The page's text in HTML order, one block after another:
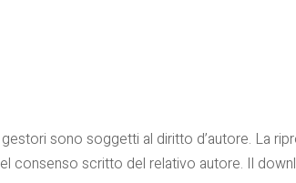
sono soggetti al diritto d’autore. La
consenso scritto del relativo autore. Il